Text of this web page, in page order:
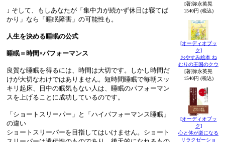
↓ そして、もしあなたが「集中力が続かず休日は寝てば
かり」なら「睡眠障害」の可能性も。
人生を決める睡眠の公式
睡眠＝時間×パフォーマンス
良質な睡眠を得るには、時間は大切です。しかし時間だ
けが大切なわけではありません。短時間睡眠で毎朝スッ
キリ起床、日中の眠気もない人は、睡眠のパフォーマン
スを上げることに成功しているのです。
「ショートスリーパー」と「ハイパフォーマンス睡眠」
の違い
ショートスリーパーを目指してはいけません。ショート
[著]弥永英晃
1540円 (税込)
[オーディオブッ
ク]
おやすみ絵本 ね
むりの王国のクウ
[著]弥永英晃
1540円 (税込)
[オーディオブッ
ク]
心と体が楽になる
リラクゼーショ